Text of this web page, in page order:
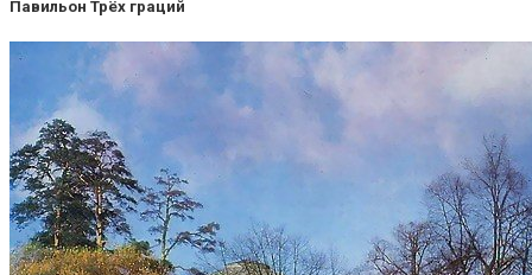
Павильон Трёх граций